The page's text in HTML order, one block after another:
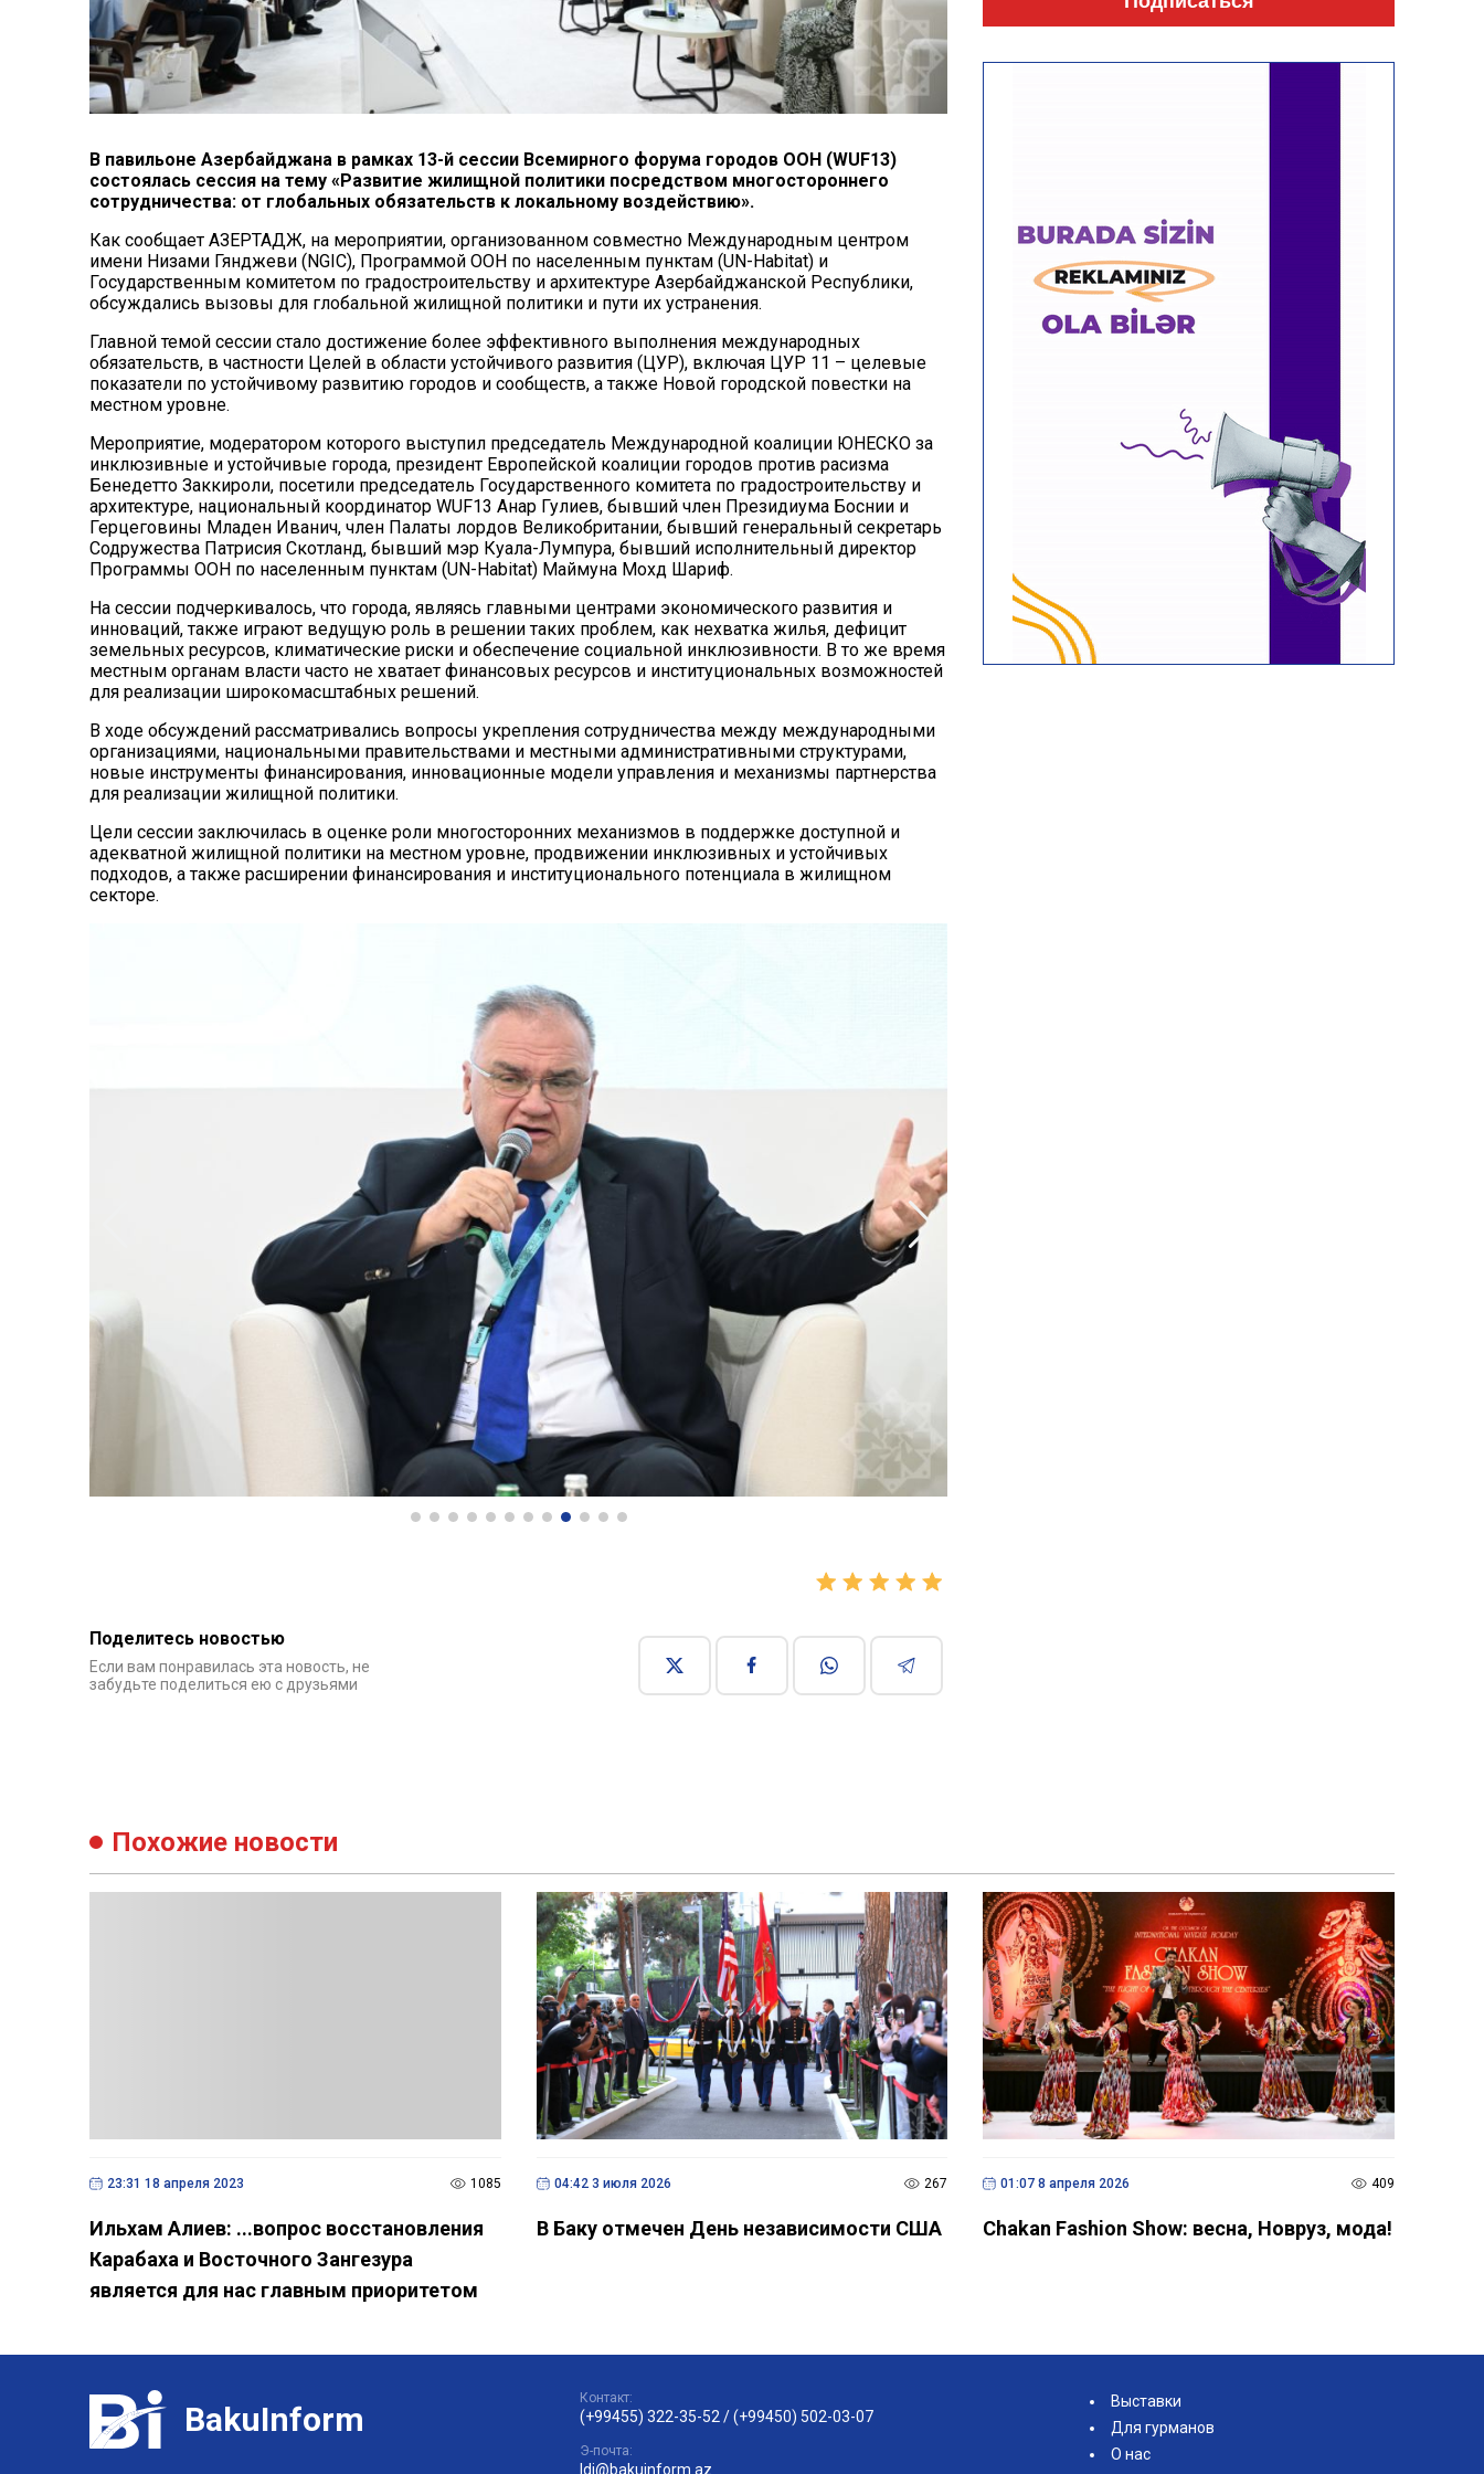
В павильоне Азербайджана в рамках 13-й сессии Всемирного форума городов ООН (WUF13)
состоялась сессия на тему «Развитие жилищной политики посредством многостороннего
сотрудничества: от глобальных обязательств к локальному воздействию».
Как сообщает АЗЕРТАДЖ, на мероприятии, организованном совместно Международным центром
имени Низами Гянджеви (NGIC), Программой ООН по населенным пунктам (UN-Habitat) и
Государственным комитетом по градостроительству и архитектуре Азербайджанской Республики,
обсуждались вызовы для глобальной жилищной политики и пути их устранения.
Главной темой сессии стало достижение более эффективного выполнения международных
обязательств, в частности Целей в области устойчивого развития (ЦУР), включая ЦУР 11 – целевые
показатели по устойчивому развитию городов и сообществ, а также Новой городской повестки на
местном уровне.
Мероприятие, модератором которого выступил председатель Международной коалиции ЮНЕСКО за
инклюзивные и устойчивые города, президент Европейской коалиции городов против расизма
Бенедетто Заккироли, посетили председатель Государственного комитета по градостроительству и
архитектуре, национальный координатор WUF13 Анар Гулиев, бывший член Президиума Боснии и
Герцеговины Младен Иванич, член Палаты лордов Великобритании, бывший генеральный секретарь
Содружества Патрисия Скотланд, бывший мэр Куала-Лумпура, бывший исполнительный директор
Программы ООН по населенным пунктам (UN-Habitat) Маймуна Мохд Шариф.
На сессии подчеркивалось, что города, являясь главными центрами экономического развития и
инноваций, также играют ведущую роль в решении таких проблем, как нехватка жилья, дефицит
земельных ресурсов, климатические риски и обеспечение социальной инклюзивности. В то же время
местным органам власти часто не хватает финансовых ресурсов и институциональных возможностей
для реализации широкомасштабных решений.
В ходе обсуждений рассматривались вопросы укрепления сотрудничества между международными
организациями, национальными правительствами и местными административными структурами,
новые инструменты финансирования, инновационные модели управления и механизмы партнерства
для реализации жилищной политики.
Цели сессии заключилась в оценке роли многосторонних механизмов в поддержке доступной и
адекватной жилищной политики на местном уровне, продвижении инклюзивных и устойчивых
подходов, а также расширении финансирования и институционального потенциала в жилищном
секторе.
Поделитесь новостью
Если вам понравилась эта новость, не
Похожие новости
Ильхам Алиев: ...вопрос восстановления
Карабаха и Восточного Зангезура
Контакт:
(+99455) 322-35-52
Выставки
Для гурманов